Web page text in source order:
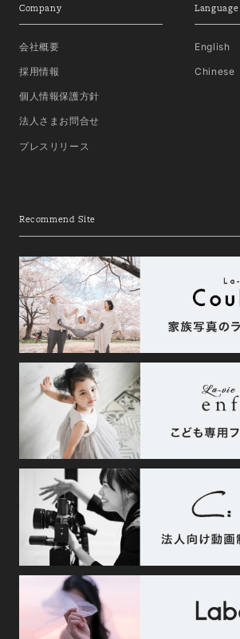
Company
会社概要
採用情報
個人情報保護方針
法人さまお問合せ
プレスリリース
Language
English
Chinese
Recommend Site